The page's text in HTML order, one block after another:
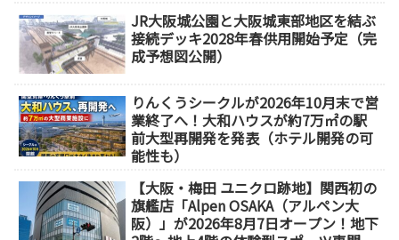
JR大阪城公園と大阪城東部地区を結ぶ
接続デッキ2028年春供用開始予定（完
成予想図公開）
りんくうシークルが2026年10月末で営
業終了へ！大和ハウスが約7万㎡の駅
前大型再開発を発表（ホテル開発の可
能性も）
【大阪・梅田 ユニクロ跡地】関西初の
旗艦店「Alpen OSAKA（アルペン大
阪）」が2026年8月7日オープン！地下